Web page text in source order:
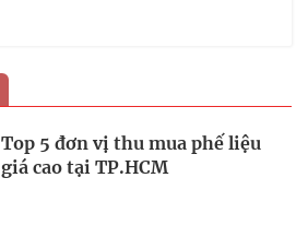
Top 5 đơn vị thu mua phế liệu
giá cao tại TP.HCM